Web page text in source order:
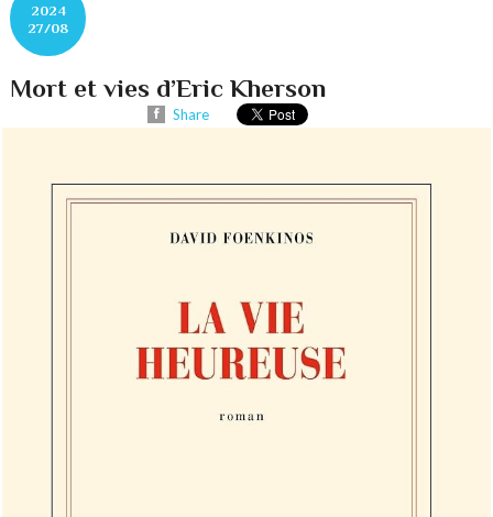
2024
27/08
Mort et vies d’Eric Kherson
Share